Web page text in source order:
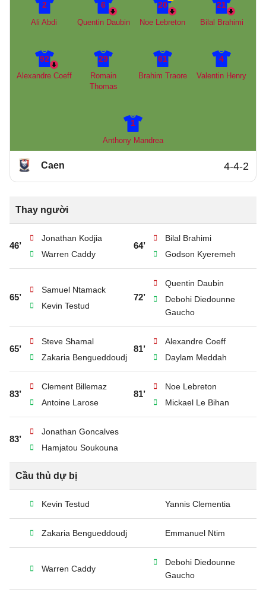
2
Ali Abdi
6
Quentin Daubin
20
Noe Lebreton
21
Bilal Brahimi
92
Alexandre Coeff
29
Romain
Thomas
61
Brahim Traore
4
Valentin Henry
1
Anthony Mandrea
Caen 4-4-2
Thay người
46’
Jonathan Kodjia
Warren Caddy
64’
Bilal Brahimi
Godson Kyeremeh
65’
Samuel Ntamack
Kevin Testud
72’
Quentin Daubin
Debohi Diedounne
Gaucho
65’
Steve Shamal
Zakaria Bengueddoudj
81’
Alexandre Coeff
Daylam Meddah
83’
Clement Billemaz
Antoine Larose
81’
Noe Lebreton
Mickael Le Bihan
83’
Jonathan Goncalves
Hamjatou Soukouna
Cầu thủ dự bị
Kevin Testud Yannis Clementia
Zakaria Bengueddoudj Emmanuel Ntim
Warren Caddy
Debohi Diedounne
Gaucho